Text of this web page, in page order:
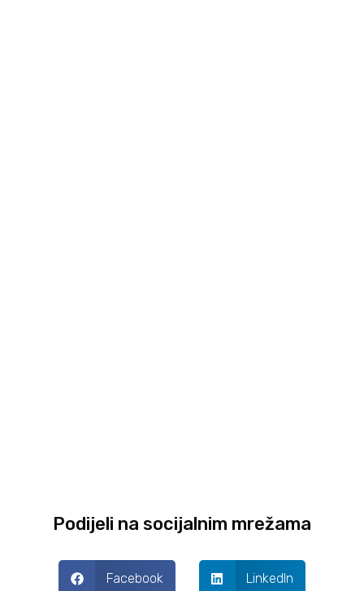
Podijeli na socijalnim mrežama
Facebook LinkedIn